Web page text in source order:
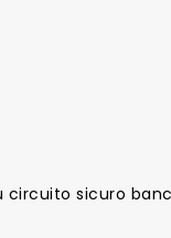
circuito sicuro